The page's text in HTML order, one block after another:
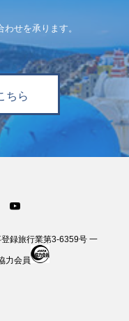
せを承ります。
ちら
録旅行業第3-6359号 一
力会員